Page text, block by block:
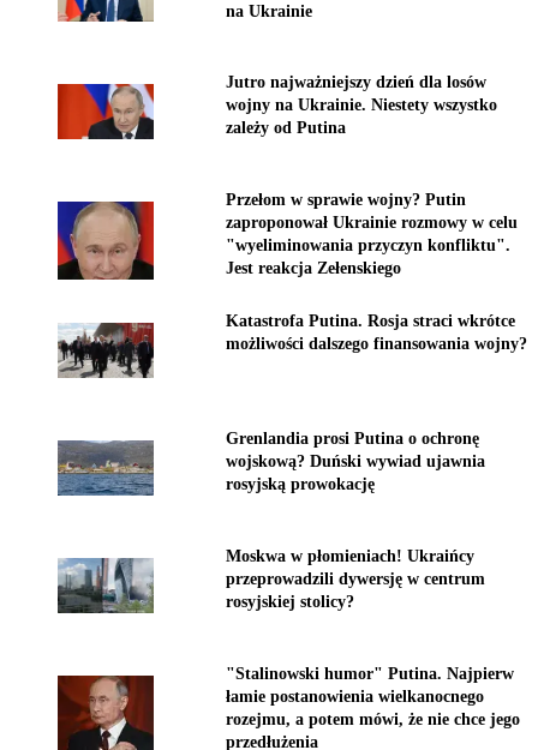
na Ukrainie
Jutro najważniejszy dzień dla losów
wojny na Ukrainie. Niestety wszystko
zależy od Putina
Przełom w sprawie wojny? Putin
zaproponował Ukrainie rozmowy w celu
"wyeliminowania przyczyn konfliktu".
Jest reakcja Zełenskiego
Katastrofa Putina. Rosja straci wkrótce
możliwości dalszego finansowania wojny?
Grenlandia prosi Putina o ochronę
wojskową? Duński wywiad ujawnia
rosyjską prowokację
Moskwa w płomieniach! Ukraińcy
przeprowadzili dywersję w centrum
rosyjskiej stolicy?
"Stalinowski humor" Putina. Najpierw
łamie postanowienia wielkanocnego
rozejmu, a potem mówi, że nie chce jego
przedłużenia